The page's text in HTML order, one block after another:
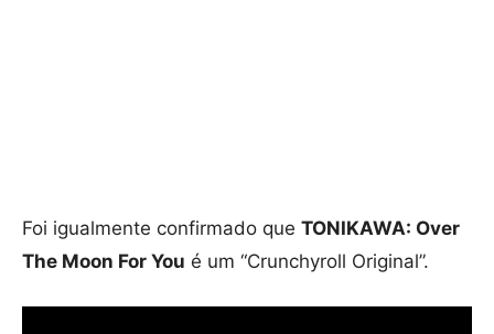
Foi igualmente confirmado que TONIKAWA: Over
The Moon For You é um “Crunchyroll Original”.